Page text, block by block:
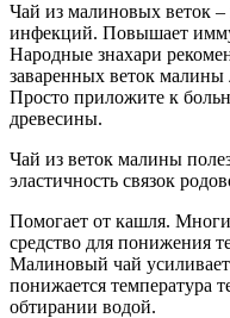
Чай из малиновых веток –
инфекций. Повышает
Народные знахари
заваренных веток
Просто приложите к
древесины.
Чай из веток малины
эластичность связок
Помогает от кашля.
средство для понижения
Малиновый чай
понижается температура
обтирании водой.